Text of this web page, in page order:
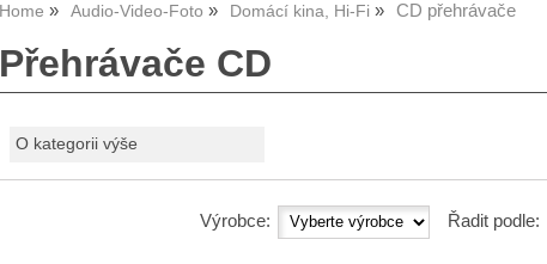
Home Audio-Video-Foto Domácí kina, Hi-Fi CD přehrávače
Přehrávače CD
O kategorii výše
Výrobce: Řadit podle: